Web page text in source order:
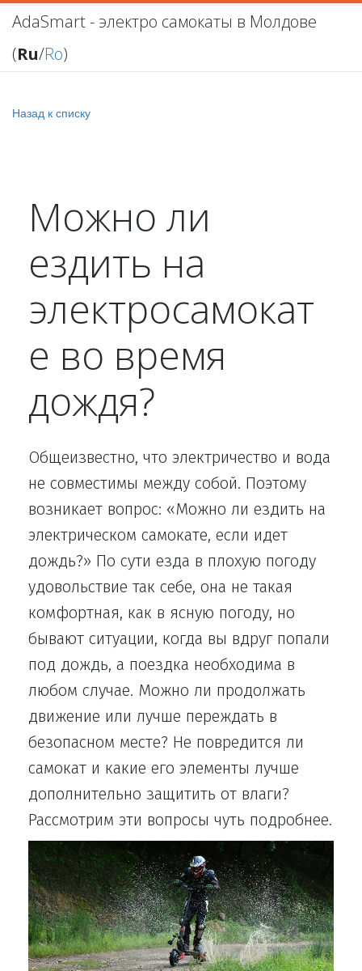
AdaSmart - электро самокаты в Молдове
(Ru/Ro)
Назад к списку
Можно ли
ездить на
электросамокат
е во время
дождя?
Общеизвестно, что электричество и вода
не совместимы между собой. Поэтому
возникает вопрос: «Можно ли ездить на
электрическом самокате, если идет
дождь?» По сути езда в плохую погоду
удовольствие так себе, она не такая
комфортная, как в ясную погоду, но
бывают ситуации, когда вы вдруг попали
под дождь, а поездка необходима в
любом случае. Можно ли продолжать
движение или лучше переждать в
безопасном месте? Не повредится ли
самокат и какие его элементы лучше
дополнительно защитить от влаги?
Рассмотрим эти вопросы чуть подробнее.